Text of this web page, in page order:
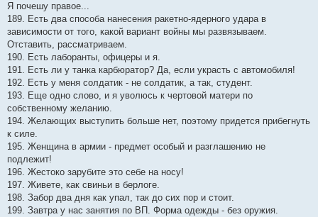
Я почешу правое...
189. Есть два способа нанесения ракетно-ядерного удара в
зависимости от того, какой вариант войны мы развязываем.
Отставить, рассматриваем.
190. Есть лаборанты, офицеры и я.
191. Есть ли у танка карбюратор? Да, если украсть с автомобиля!
192. Есть у меня солдатик - не солдатик, а так, студент.
193. Еще одно слово, и я уволюсь к чертовой матери по
собственному желанию.
194. Желающих выступить больше нет, поэтому придется прибегнуть
к силе.
195. Женщина в армии - предмет особый и разглашению не
подлежит!
196. Жестоко зарубите это себе на носу!
197. Живете, как свиньи в берлоге.
198. Забор два дня как упал, так до сих пор и стоит.
199. Завтра у нас занятия по ВП. Форма одежды - без оружия.